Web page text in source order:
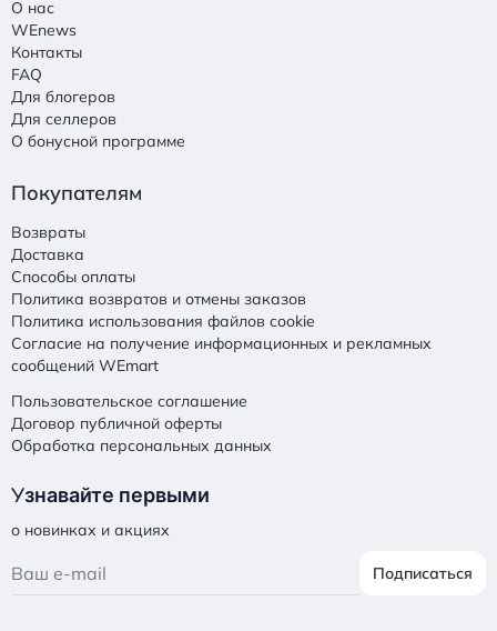
О нас
WEnews
Контакты
FAQ
Для блогеров
Для селлеров
О бонусной программе
Покупателям
Возвраты
Доставка
Способы оплаты
Политика возвратов и отмены заказов
Политика использования файлов cookie
Согласие на получение информационных и рекламных
сообщений WEmart
Пользовательское соглашение
Договор публичной оферты
Обработка персональных данных
Узнавайте первыми
о новинках и акциях
Подписаться